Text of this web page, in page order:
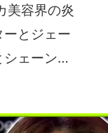
美容界の炎
とジェー
ェーン・